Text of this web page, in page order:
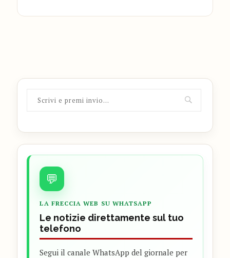
💬
LA FRECCIA WEB SU WHATSAPP
Le notizie direttamente sul tuo
telefono
Segui il canale WhatsApp del giornale per